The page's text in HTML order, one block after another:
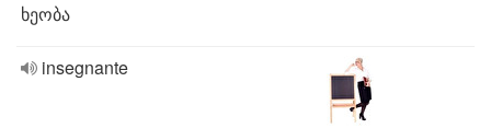
ხეობა
insegnante